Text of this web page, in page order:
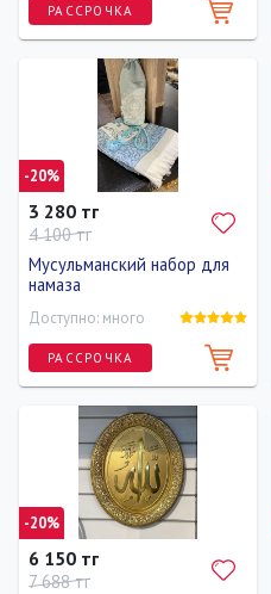
РАССРОЧКА
-20%
3 280 тг
4 100 тг
Мусульманский набор для
намаза
Доступно: много
РАССРОЧКА
-20%
6 150 тг
7 688 тг